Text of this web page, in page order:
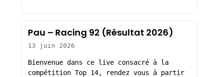
Pau – Racing 92 (Résultat 2026)
13 juin 2026
Bienvenue dans ce live consacré à la
compétition Top 14, rendez vous à partir